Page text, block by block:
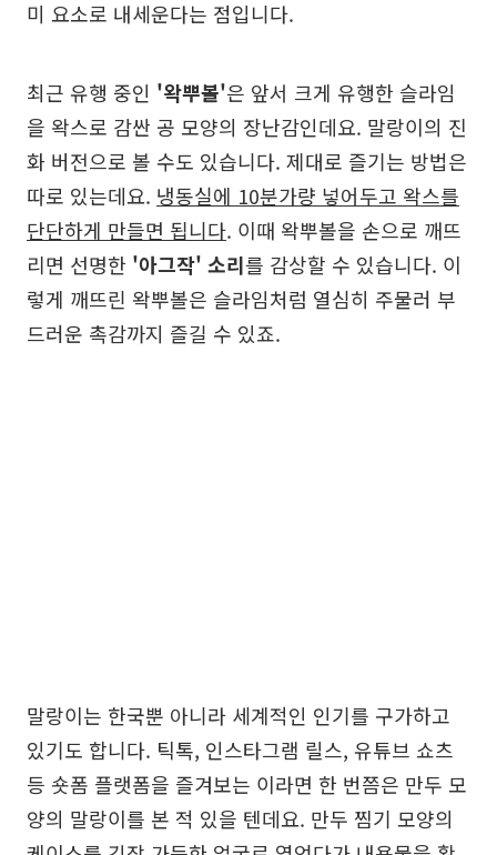
미 요소로 내세운다는 점입니다.
최근 유행 중인 '왁뿌볼'은 앞서 크게 유행한 슬라임
을 왁스로 감싼 공 모양의 장난감인데요. 말랑이의 진
화 버전으로 볼 수도 있습니다. 제대로 즐기는 방법은
따로 있는데요. 냉동실에 10분가량 넣어두고 왁스를
단단하게 만들면 됩니다. 이때 왁뿌볼을 손으로 깨뜨
리면 선명한 '아그작' 소리를 감상할 수 있습니다. 이
렇게 깨뜨린 왁뿌볼은 슬라임처럼 열심히 주물러 부
드러운 촉감까지 즐길 수 있죠.
말랑이는 한국뿐 아니라 세계적인 인기를 구가하고
있기도 합니다. 틱톡, 인스타그램 릴스, 유튜브 쇼츠
등 숏폼 플랫폼을 즐겨보는 이라면 한 번쯤은 만두 모
양의 말랑이를 본 적 있을 텐데요. 만두 찜기 모양의